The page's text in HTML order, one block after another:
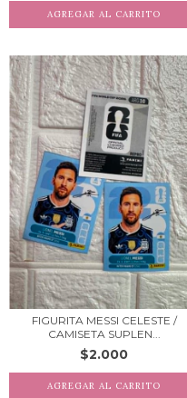
FIGURITA MESSI CELESTE /
CAMISETA SUPLEN...
$2.000